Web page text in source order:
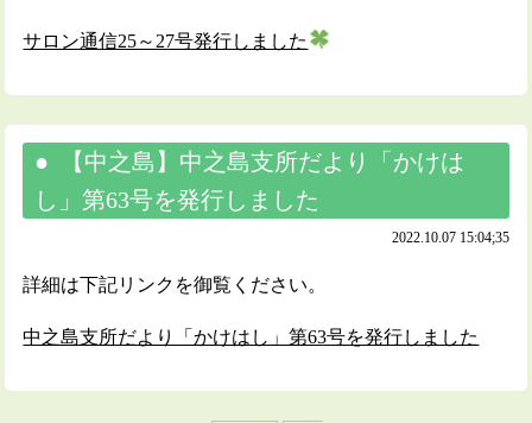
サロン通信25～27号発行しました
【中之島】中之島支所だより「かけは
し」第63号を発行しました
2022.10.07 15:04;35
詳細は下記リンクを御覧ください。
中之島支所だより「かけはし」第63号を発行しました